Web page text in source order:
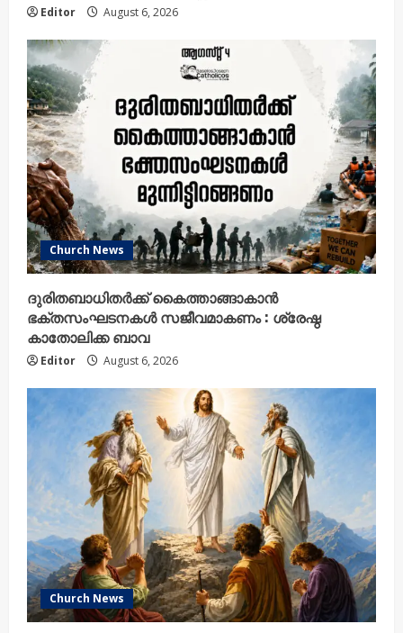
Editor August 6, 2026
Church News
ദുരിതബാധിതർക്ക് കൈത്താങ്ങാകാൻ
ഭക്തസംഘടനകൾ സജീവമാകണം : ശ്രേഷ്ഠ
കാതോലിക്ക ബാവ
Editor August 6, 2026
Church News